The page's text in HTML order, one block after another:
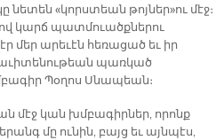
նետեն «կորստեան թոյներ»ու մէջ։
կարճ պատմուածքներու
մեր արեւէն հեռացած եւ իր
յաւիտենութեան պառկած
Պօղոս Սնապեան։
մէջ կան խմբագիրներ, որոնք
մը ունին, բայց եւ այնպէս,